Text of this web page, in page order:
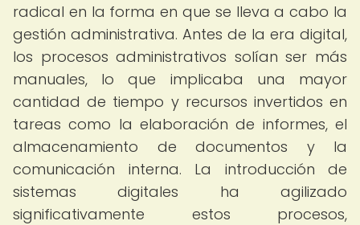
radical en la forma en que se lleva a cabo la
gestión administrativa. Antes de la era digital,
los procesos administrativos solían ser más
manuales, lo que implicaba una mayor
cantidad de tiempo y recursos invertidos en
tareas como la elaboración de informes, el
almacenamiento de documentos y la
comunicación interna. La introducción de
sistemas digitales ha agilizado
significativamente estos procesos,